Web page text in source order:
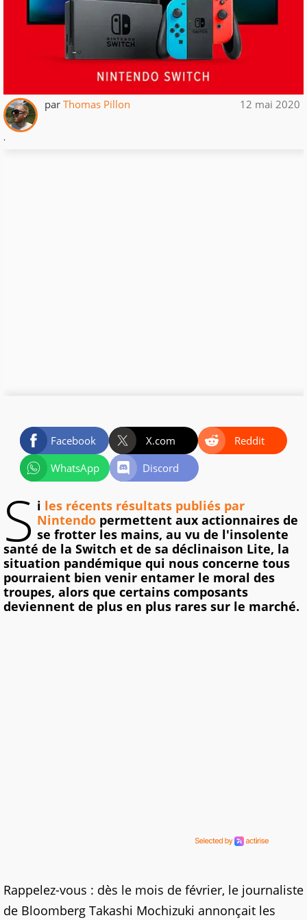
par Thomas Pillon 12 mai 2020
.
Facebook X.com
Reddit
WhatsApp
Discord
S i les récents résultats publiés par
Nintendo permettent aux actionnaires de
se frotter les mains, au vu de l'insolente
santé de la Switch et de sa déclinaison Lite, la
situation pandémique qui nous concerne tous
pourraient bien venir entamer le moral des
troupes, alors que certains composants
deviennent de plus en plus rares sur le marché.
Rappelez-vous : dès le mois de février, le journaliste
de Bloomberg Takashi Mochizuki annonçait les